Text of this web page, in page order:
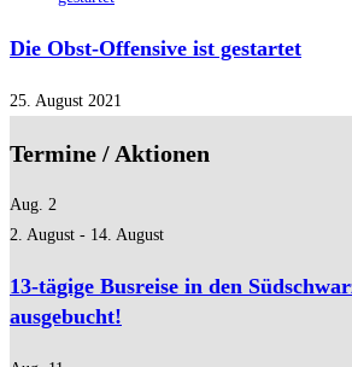
Die Obst-Offensive ist gestartet
25. August 2021
Termine / Aktionen
Aug. 2
2. August - 14. August
13-tägige Busreise in den
ausgebucht!